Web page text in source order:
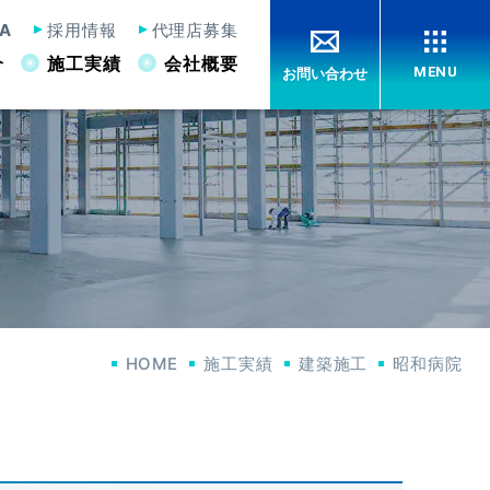
ノンスリップ工法（刷毛引き仕上げ）
ファーJr Jフレーム装着トロウェル
施工実績 会社概要
採用情報 代理店募集
お問い合わせ MENU
法紹介 CONSTRUCTION
許紹介 PATENT
ABOUT US
HOME 施工実績 建築施工 昭和病院